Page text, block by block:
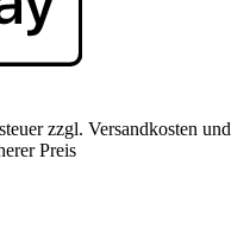
zzgl. Versandkosten und
Preis